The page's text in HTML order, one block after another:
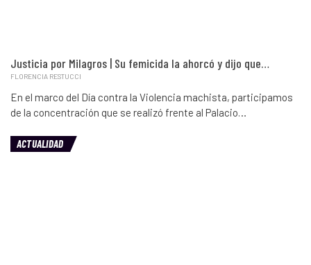
Justicia por Milagros | Su femicida la ahorcó y dijo que…
FLORENCIA RESTUCCI
En el marco del Día contra la Violencia machista, participamos
de la concentración que se realizó frente al Palacio…
ACTUALIDAD